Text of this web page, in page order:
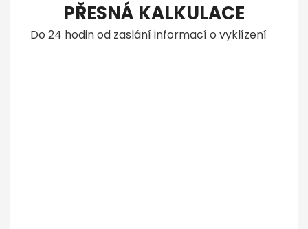
PŘESNÁ KALKULACE
Do 24 hodin od zaslání informací o vyklízení